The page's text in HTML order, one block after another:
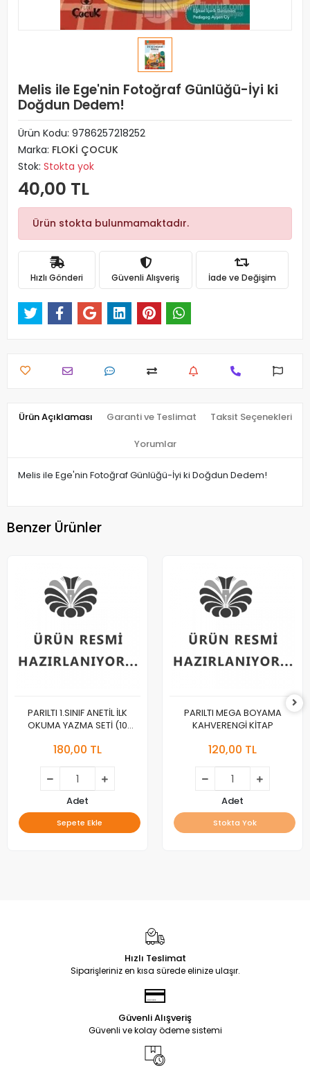
Melis ile Ege'nin Fotoğraf Günlüğü-İyi ki
Doğdun Dedem!
Ürün Kodu: 9786257218252
Marka: FLOKİ ÇOCUK
Stok: Stokta yok
40,00 TL
Ürün stokta bulunmamaktadır.
Hızlı Gönderi Güvenli Alışveriş İade ve Değişim
Ürün Açıklaması Garanti ve Teslimat Taksit Seçenekleri
Yorumlar
Melis ile Ege'nin Fotoğraf Günlüğü-İyi ki Doğdun Dedem!
Benzer Ürünler
PARILTI 1.SINIF ANETİL İLK
OKUMA YAZMA SETİ (10
180,00 TL
Adet
Sepete Ekle
PARILTI MEGA BOYAMA
KAHVERENGİ KİTAP
120,00 TL
Adet
Stokta Yok
Hızlı Teslimat
Siparişleriniz en kısa sürede elinize ulaşır.
Güvenli Alışveriş
Güvenli ve kolay ödeme sistemi